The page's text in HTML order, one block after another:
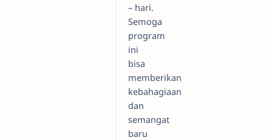
– hari.
Semoga
program
ini
bisa
memberikan
kebahagiaan
dan
semangat
baru